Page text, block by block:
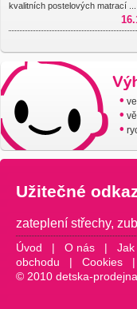
kvalitních postelových matrací ...
•
•
•
Užitečné
zateplení střechy,
Úvod | O nás | Jak
obchodu | Cookies
© 2010 detska-